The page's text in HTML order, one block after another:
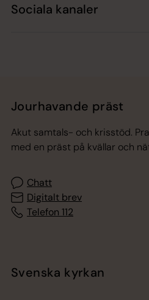
Sociala kanaler
Jourhavande präst
Akut samtals- och krisstöd.
med en präst på kvällar och
Chatt
Digitalt brev
Telefon 112
Svenska kyrkan